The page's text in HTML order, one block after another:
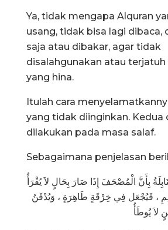
Ya, tidak mengapa Alquran
usang, tidak bisa lagi dibaca,
saja atau dibakar, agar tidak
disalahgunakan atau
yang hina.
Itulah cara
yang tidak diinginkan. Kedua
dilakukan pada masa salaf.
Sebagaimana penjelasan
بِأَنَّ الْمُصْحَفَ إِذَا صَارَ بِحَالٍ لاَ يُقْرَأُ
، فَيُجْعَل فِي خِرْقَةٍ طَاهِرَةٍ ، وَيُدْفَنُ
لاَ يُوطَأُ